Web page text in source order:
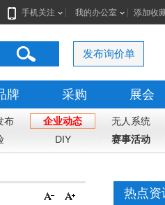
手机关注 我的办公室 添加收
发布询价单
牌 采购 展会
布 企业动态 无人系统
DIY 赛事活动
热点资